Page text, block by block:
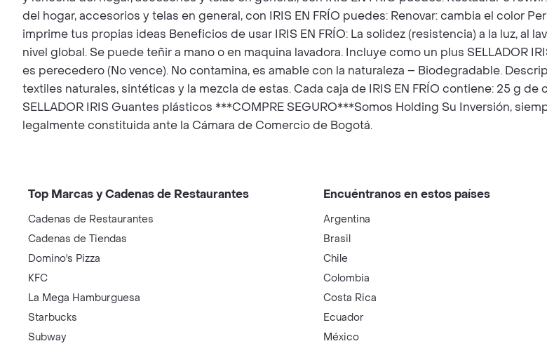
del hogar, accesorios y telas en general, con IRIS EN FRÍO puedes: Renovar: cambia el color
imprime tus propias ideas Beneficios de usar IRIS EN FRÍO: La solidez (resistencia) a la luz, al
nivel global. Se puede teñir a mano o en maquina lavadora. Incluye como un plus SELLADOR
es perecedero (No vence). No contamina, es amable con la naturaleza – Biodegradable.
textiles naturales, sintéticas y la mezcla de estas. Cada caja de IRIS EN FRÍO contiene: 25 g
SELLADOR IRIS Guantes plásticos ***COMPRE SEGURO***Somos Holding Su Inversión,
legalmente constituida ante la Cámara de Comercio de Bogotá.
Top Marcas y Cadenas de Restaurantes
Cadenas de Restaurantes
Cadenas de Tiendas
Domino's Pizza
KFC
La Mega Hamburguesa
Starbucks
Subway
Encuéntranos en estos países
Argentina
Brasil
Chile
Colombia
Costa Rica
Ecuador
México